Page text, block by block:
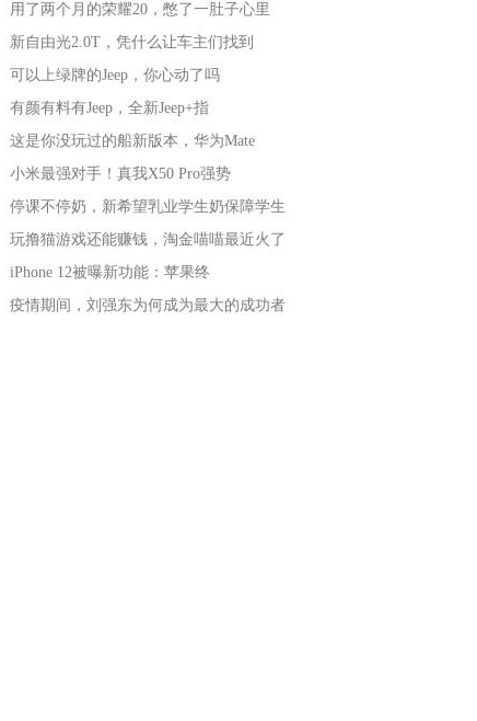
用了两个月的荣耀20，憋了一肚子心里
新自由光2.0T，凭什么让车主们找到
可以上绿牌的Jeep，你心动了吗
有颜有料有Jeep，全新Jeep+指
这是你没玩过的船新版本，华为Mate
小米最强对手！真我X50 Pro强势
停课不停奶，新希望乳业学生奶保障学生
玩撸猫游戏还能赚钱，淘金喵喵最近火了
iPhone 12被曝新功能：苹果终
疫情期间，刘强东为何成为最大的成功者